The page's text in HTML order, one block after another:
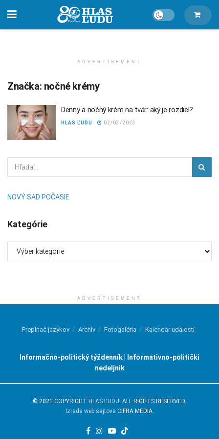
ADVERTISEMENT
Značka: nočné krémy
Denný a nočný krém na tvár: aký je rozdiel?
HLAS ĽUDU 02/03/2023
NOVÝ SAD POČASIE
Kategórie
ADVERTISEMENT
Prepínač jazykov Archív Fotogaléria Kalendár udalostí
Informačno-politický týždenník | Informativno-politički
nedeljnik
© 2021 COPYRIGHT HLAS ĽUDU . ALL RIGHTS RESERVED.
Izrada web sajtova CIFRA MEDIA.